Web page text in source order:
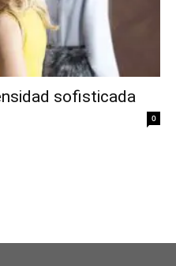
sofisticada
0